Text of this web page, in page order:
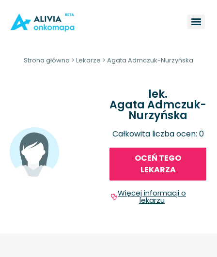
Strona główna > Lekarze > Agata Admczuk-Nurzyńska
lek.
Agata Admczuk-
Nurzyńska
Całkowita liczba ocen: 0
OCEŃ TEGO
LEKARZA
Więcej informacji o
lekarzu